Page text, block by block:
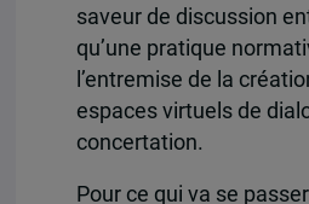
saveur de discussion
qu’une pratique
l’entremise de la
espaces virtuels de
concertation.
Pour ce qui va se